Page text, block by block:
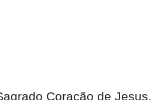
Coração de Jesus,